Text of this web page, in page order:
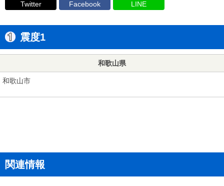
Twitter Facebook LINE
震度1
和歌山県
和歌山市
関連情報